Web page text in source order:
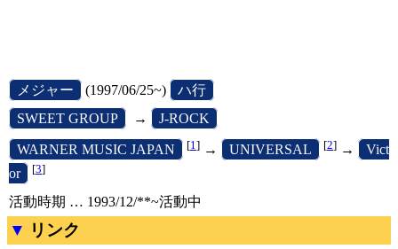
メジャー (1997/06/25~) ハ行
SWEET GROUP → J-ROCK
WARNER MUSIC JAPAN [1] → UNIVERSAL [2] →
Vict
or] [3]
活動時期 … 1993/12/**~活動中
リンク